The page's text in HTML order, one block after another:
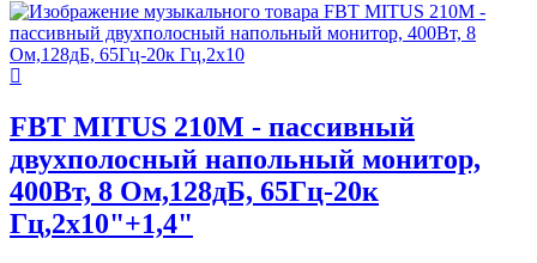
FBT MITUS 210M - пассивный
двухполосный напольный монитор,
400Вт, 8 Ом,128дБ, 65Гц-20к
Гц,2х10"+1,4"